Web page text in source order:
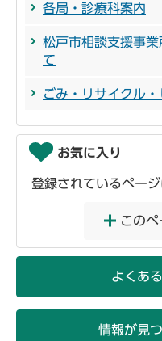
各局・診療科案内
松戸市相談支援事
て
ごみ・リサイクル・
お気に入り
登録されているページ
この
よくあ
情報が見